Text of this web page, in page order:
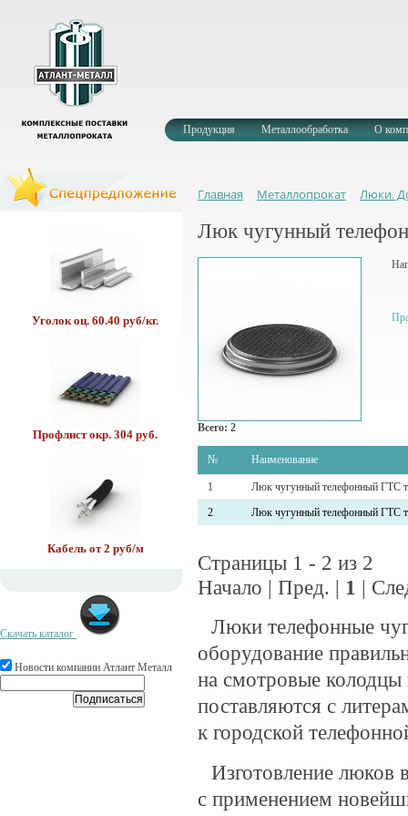
Продукция Металлообработка О
Труба в ВУС 400 руб/м.
Профлист оц. 256 руб/м
Уголок оц. 60.40 руб/кг.
Профлист окр. 304 руб.
Кабель от 2 руб/м
Труба нерж. 179 руб/кг
Скачать каталог
Новости компании Атлант Металл
Главная Металлопрокат Люки.
Люк чугунный
Всего: 2
№ Наименование
1
Люк чугунный телефонный ГТС
2
Люк чугунный телефонный ГТС
Страницы 1 - 2 из 2
Начало | Пред. | 1 |
Люки телефонные
оборудование
на смотровые
поставляются с
к городской
Изготовление люков
с применением